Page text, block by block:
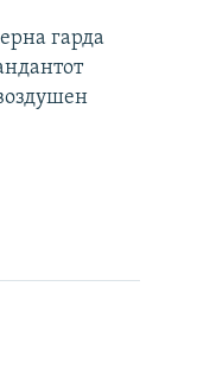
гарда